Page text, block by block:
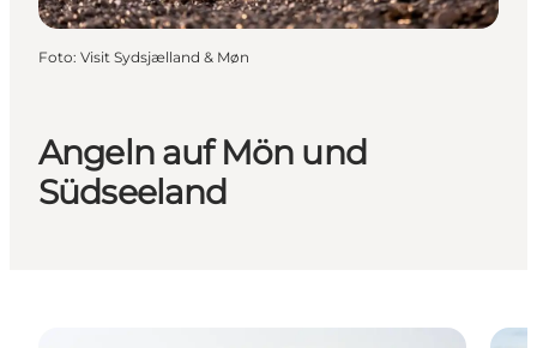
Angeln auf Mön und
Südseeland
Foto: Visit Sydsjælland & Møn